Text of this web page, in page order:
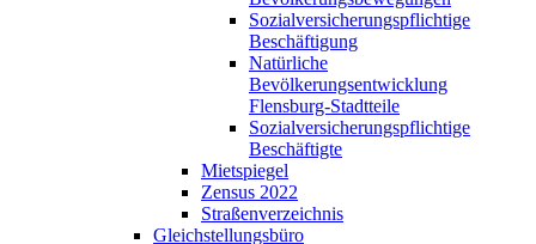
Sozialversicherungspflichtige
Beschäftigung
Natürliche
Bevölkerungsentwicklung
Flensburg-Stadtteile
Sozialversicherungspflichtige
Beschäftigte
Mietspiegel
Zensus 2022
Straßenverzeichnis
Gleichstellungsbüro